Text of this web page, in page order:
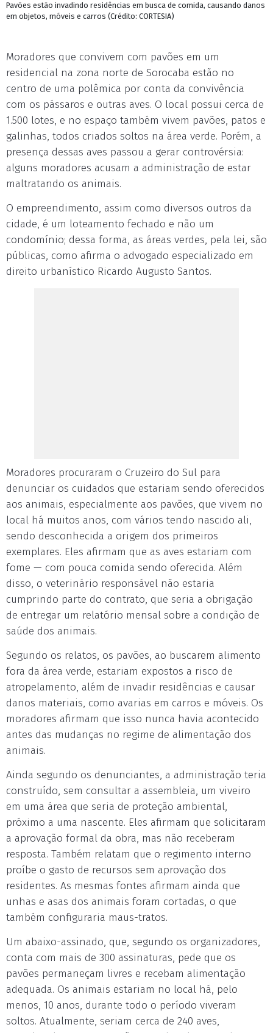
Pavões estão invadindo residências em busca de comida, causando danos
em objetos, móveis e carros (Crédito: CORTESIA)
Moradores que convivem com pavões em um
residencial na zona norte de Sorocaba estão no
centro de uma polêmica por conta da convivência
com os pássaros e outras aves. O local possui cerca de
1.500 lotes, e no espaço também vivem pavões, patos e
galinhas, todos criados soltos na área verde. Porém, a
presença dessas aves passou a gerar controvérsia:
alguns moradores acusam a administração de estar
maltratando os animais.
O empreendimento, assim como diversos outros da
cidade, é um loteamento fechado e não um
condomínio; dessa forma, as áreas verdes, pela lei, são
públicas, como afirma o advogado especializado em
direito urbanístico Ricardo Augusto Santos.
Moradores procuraram o Cruzeiro do Sul para
denunciar os cuidados que estariam sendo oferecidos
aos animais, especialmente aos pavões, que vivem no
local há muitos anos, com vários tendo nascido ali,
sendo desconhecida a origem dos primeiros
exemplares. Eles afirmam que as aves estariam com
fome — com pouca comida sendo oferecida. Além
disso, o veterinário responsável não estaria
cumprindo parte do contrato, que seria a obrigação
de entregar um relatório mensal sobre a condição de
saúde dos animais.
Segundo os relatos, os pavões, ao buscarem alimento
fora da área verde, estariam expostos a risco de
atropelamento, além de invadir residências e causar
danos materiais, como avarias em carros e móveis. Os
moradores afirmam que isso nunca havia acontecido
antes das mudanças no regime de alimentação dos
animais.
Ainda segundo os denunciantes, a administração teria
construído, sem consultar a assembleia, um viveiro
em uma área que seria de proteção ambiental,
próximo a uma nascente. Eles afirmam que solicitaram
a aprovação formal da obra, mas não receberam
resposta. Também relatam que o regimento interno
proíbe o gasto de recursos sem aprovação dos
residentes. As mesmas fontes afirmam ainda que
unhas e asas dos animais foram cortadas, o que
também configuraria maus-tratos.
Um abaixo-assinado, que, segundo os organizadores,
conta com mais de 300 assinaturas, pede que os
pavões permaneçam livres e recebam alimentação
adequada. Os animais estariam no local há, pelo
menos, 10 anos, durante todo o período viveram
soltos. Atualmente, seriam cerca de 240 aves,